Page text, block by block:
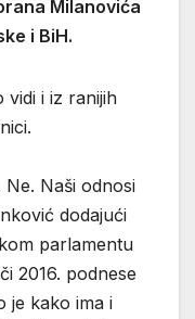
Milanovića
i BiH.
vidi i iz ranijih
Ne. Naši odnosi
dodajući
parlamentu
2016. podnese
je kako ima i